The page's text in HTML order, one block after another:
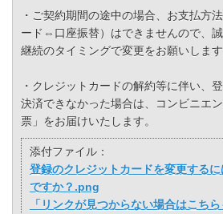
・ご契約期間の途中の場合、お支払方
ード⇔口座振替）はできませんので、
継続のタイミングで変更をお願いします
・クレジットカードの解約等に伴い、
決済できなかった場合は、コンビニエ
票」をお届けいたします。
添付ファイル：
登録のクレジットカードを変更する
ですか？.png
「リンクが見つからない場合はこち